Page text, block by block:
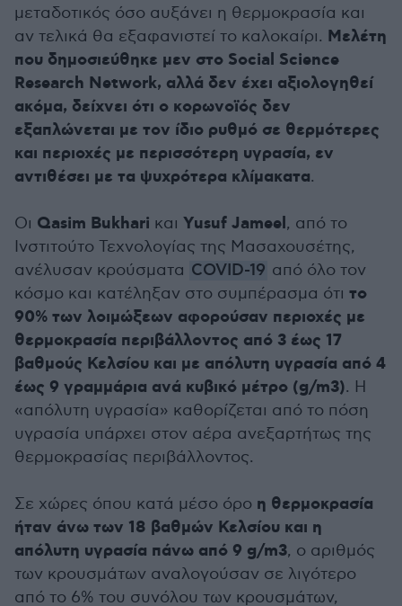
μεταδοτικός όσο αυξάνει η θερμοκρασία και
αν τελικά θα εξαφανιστεί το καλοκαίρι. Μελέτη
που δημοσιεύθηκε μεν στο Social Science
Research Network, αλλά δεν έχει αξιολογηθεί
ακόμα, δείχνει ότι ο κορωνοϊός δεν
εξαπλώνεται με τον ίδιο ρυθμό σε θερμότερες
και περιοχές με περισσότερη υγρασία, εν
αντιθέσει με τα ψυχρότερα κλίμακατα.
Οι Qasim Bukhari και Yusuf Jameel, από το
Ινστιτούτο Τεχνολογίας της Μασαχουσέτης,
ανέλυσαν κρούσματα COVID-19 από όλο τον
κόσμο και κατέληξαν στο συμπέρασμα ότι το
90% των λοιμώξεων αφορούσαν περιοχές με
θερμοκρασία περιβάλλοντος από 3 έως 17
βαθμούς Κελσίου και με απόλυτη υγρασία από 4
έως 9 γραμμάρια ανά κυβικό μέτρο (g/m3). Η
«απόλυτη υγρασία» καθορίζεται από το πόση
υγρασία υπάρχει στον αέρα ανεξαρτήτως της
θερμοκρασίας περιβάλλοντος.
Σε χώρες όπου κατά μέσο όρο η θερμοκρασία
ήταν άνω των 18 βαθμών Κελσίου και η
απόλυτη υγρασία πάνω από 9 g/m3, ο αριθμός
των κρουσμάτων αναλογούσαν σε λιγότερο
από το 6% του συνόλου των κρουσμάτων,